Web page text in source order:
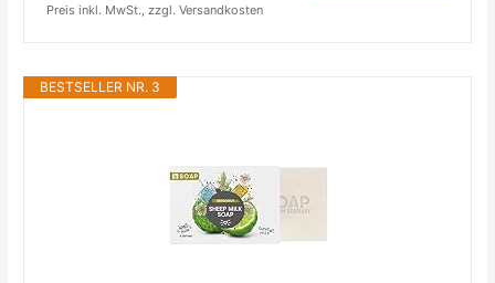
Preis inkl. MwSt., zzgl. Versandkosten
BESTSELLER NR. 3